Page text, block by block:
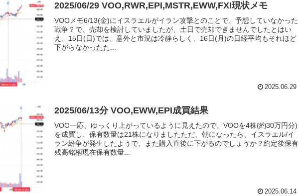
2025/06/29 VOO,RWR,EPI,MSTR,EWW,FXI現状メモ
VOOメモ6/13(金)にイスラエルがイラン攻撃とのことで、予想していなかった
戦争？で、売却を検討していましたが、土日で売却できませんでしたとはい
え、15日(日)では、意外と市況は冷静らしく、16日(月)の日経平均もそれほど
下がらなかったた...
2025.06.29
2025/06/13分 VOO,EWW,EPI成買結果
VOO一応、ゆっくり上がっているように見えたので、VOOを4株(約30万円分)
を成買し、保有数量は21株になりましたただ、朝になったら、イスラエル/イ
ラン紛争が発生したようで、また購入直後に下がるのでしょうか？約定後保有
残高銘柄現在保有数量...
2025.06.14